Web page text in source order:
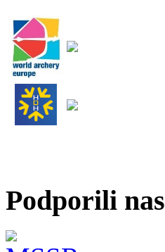
Podporili nas